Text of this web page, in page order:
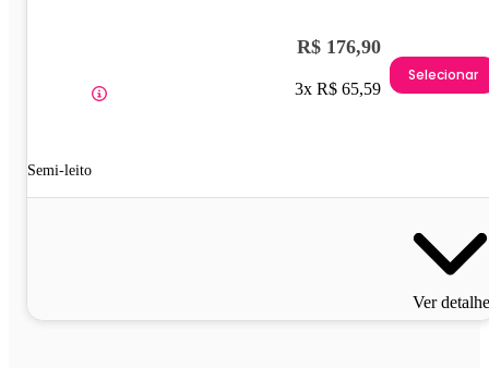
Semi-leito
R$ 176,90
3x R$ 65,59
Selecionar
Ver